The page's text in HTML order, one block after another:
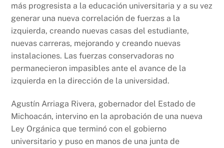
más progresista a la educación universitaria y a su vez
generar una nueva correlación de fuerzas a la
izquierda, creando nuevas casas del estudiante,
nuevas carreras, mejorando y creando nuevas
instalaciones. Las fuerzas conservadoras no
permanecieron impasibles ante el avance de la
izquierda en la dirección de la universidad.
Agustín Arriaga Rivera, gobernador del Estado de
Michoacán, intervino en la aprobación de una nueva
Ley Orgánica que terminó con el gobierno
universitario y puso en manos de una junta de